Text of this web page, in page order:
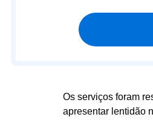
Os serviços foram
apresentar lentidão